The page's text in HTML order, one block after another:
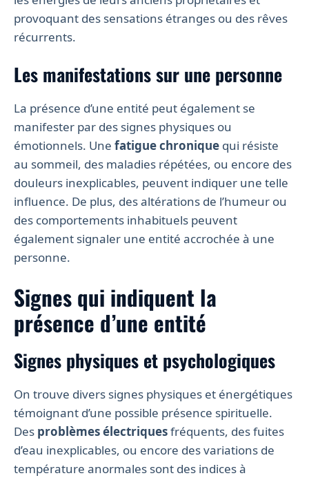
provoquant des sensations étranges ou des rêves
récurrents.
Les manifestations sur une personne
La présence d’une entité peut également se
manifester par des signes physiques ou
émotionnels. Une fatigue chronique qui résiste
au sommeil, des maladies répétées, ou encore des
douleurs inexplicables, peuvent indiquer une telle
influence. De plus, des altérations de l’humeur ou
des comportements inhabituels peuvent
également signaler une entité accrochée à une
personne.
Signes qui indiquent la
présence d’une entité
Signes physiques et psychologiques
On trouve divers signes physiques et énergétiques
témoignant d’une possible présence spirituelle.
Des problèmes électriquesfréquents, des fuites
d’eau inexplicables, ou encore des variations de
température anormales sont des indices à